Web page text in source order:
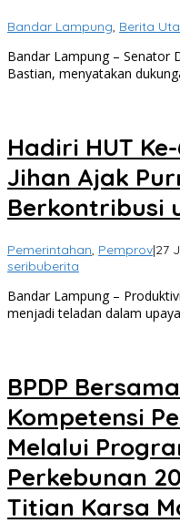
Bandar Lampung, Berita
Bandar Lampung – Senator
Bastian, menyatakan
Hadiri HUT
Jihan Ajak
Berkontribusi
Pemerintahan, Pemprov|27
seribuberita
Bandar Lampung –
menjadi teladan dalam upaya
BPDP
Kompetensi
Melalui
Perkebunan
Titian Karsa